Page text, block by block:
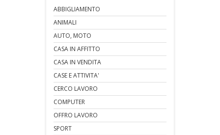
ABBIGLIAMENTO
ANIMALI
AUTO, MOTO
CASA IN AFFITTO
CASA IN VENDITA
CASE E ATTIVITA'
CERCO LAVORO
COMPUTER
OFFRO LAVORO
SPORT